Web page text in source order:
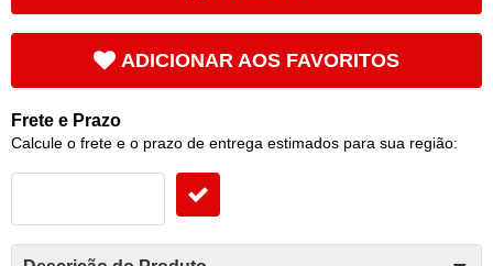
ADICIONAR AOS FAVORITOS
Frete e Prazo
Calcule o frete e o prazo de entrega estimados para sua região: